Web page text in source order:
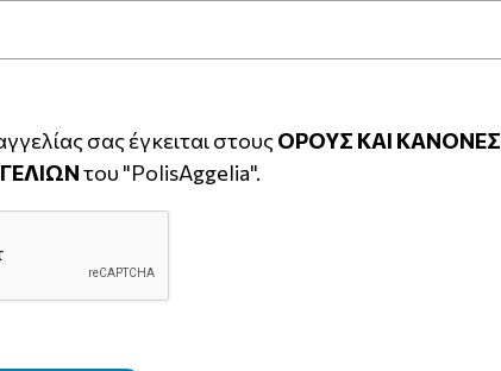
σας έγκειται στουςΟΡΟΥΣ ΚΑΙ ΚΑΝΟΝΕΣ
του "PolisAggelia".